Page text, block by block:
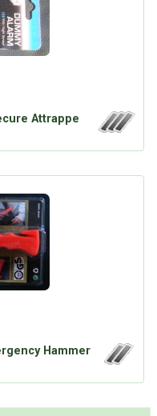
TwitterÜber Tauschbu↔de
Zufallsartikel
Attrappe
Hammer